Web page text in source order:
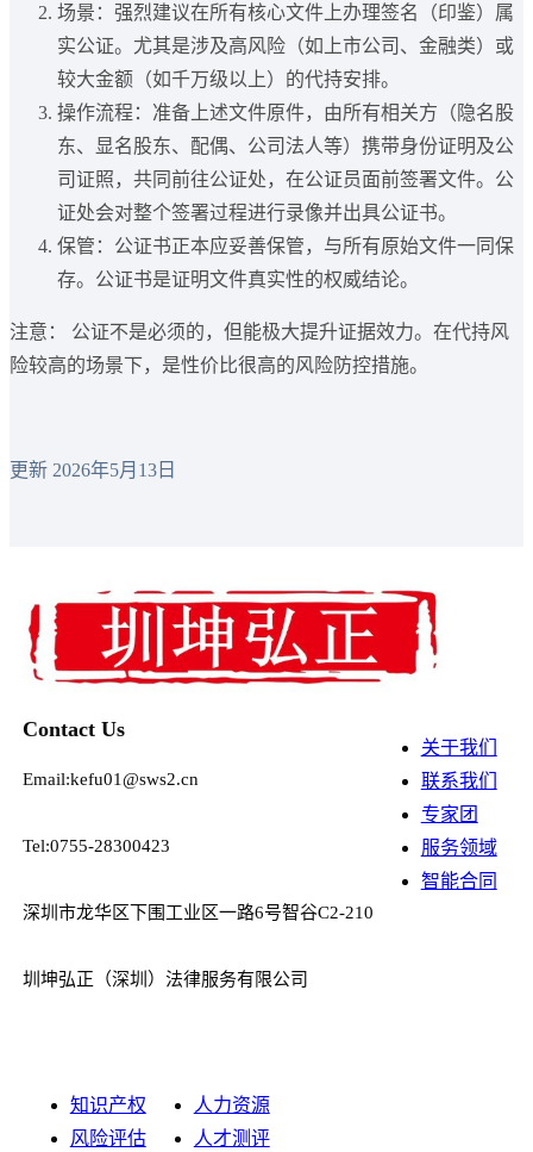
场景：强烈建议在所有核心文件上办理签名（印鉴）属
实公证。尤其是涉及高风险（如上市公司、金融类）或
较大金额（如千万级以上）的代持安排。
操作流程：准备上述文件原件，由所有相关方（隐名股
东、显名股东、配偶、公司法人等）携带身份证明及公
司证照，共同前往公证处，在公证员面前签署文件。公
证处会对整个签署过程进行录像并出具公证书。
保管：公证书正本应妥善保管，与所有原始文件一同保
存。公证书是证明文件真实性的权威结论。
注意：
公证不是必须的，但能极大提升证据效力。在代持风
险较高的场景下，是性价比很高的风险防控措施。
更新 2026年5月13日
Contact Us
Email:kefu01@sws2.cn
Tel:0755-28300423
深圳市龙华区下围工业区一路6号智谷C2-210
圳坤弘正（深圳）法律服务有限公司
关于我们
联系我们
专家团
服务领域
智能合同
知识产权
风险评估
人力资源
人才测评